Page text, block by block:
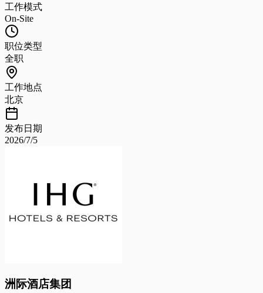
工作模式
On-Site
职位类型
全职
工作地点
北京
发布日期
2026/7/5
洲际酒店集团